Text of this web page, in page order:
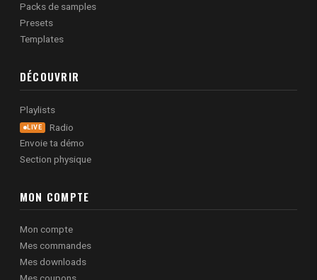
Packs de samples
Presets
Templates
DÉCOUVRIR
Playlists
LIVE
Radio
Envoie ta démo
Section physique
MON COMPTE
Mon compte
Mes commandes
Mes downloads